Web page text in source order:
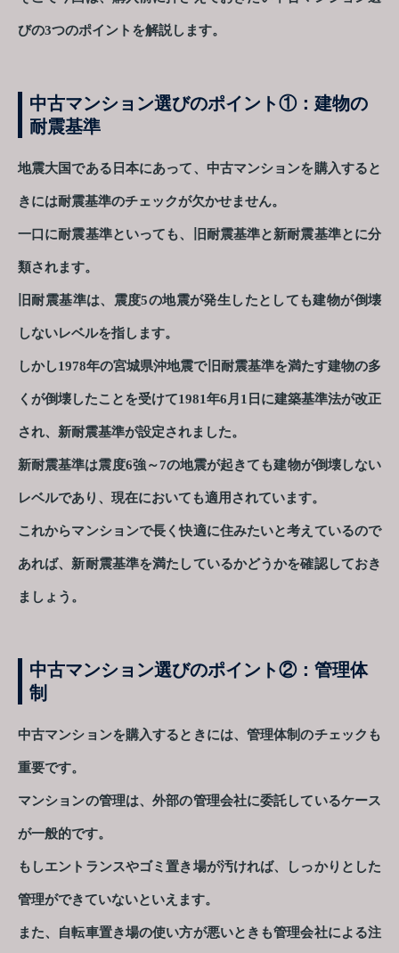
びの3つのポイントを解説します。
中古マンション選びのポイント①：建物の
耐震基準
地震大国である日本にあって、中古マンションを購入すると
きには耐震基準のチェックが欠かせません。
一口に耐震基準といっても、旧耐震基準と新耐震基準とに分
類されます。
旧耐震基準は、震度5の地震が発生したとしても建物が倒壊
しないレベルを指します。
しかし1978年の宮城県沖地震で旧耐震基準を満たす建物の多
くが倒壊したことを受けて1981年6月1日に建築基準法が改正
され、新耐震基準が設定されました。
新耐震基準は震度6強～7の地震が起きても建物が倒壊しない
レベルであり、現在においても適用されています。
これからマンションで長く快適に住みたいと考えているので
あれば、新耐震基準を満たしているかどうかを確認しておき
ましょう。
中古マンション選びのポイント②：管理体
制
中古マンションを購入するときには、管理体制のチェックも
重要です。
マンションの管理は、外部の管理会社に委託しているケース
が一般的です。
もしエントランスやゴミ置き場が汚ければ、しっかりとした
管理ができていないといえます。
また、自転車置き場の使い方が悪いときも管理会社による注